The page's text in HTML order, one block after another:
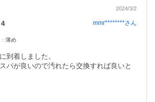
2024/3/2
4 mmr********さん
： 薄め
到着しました。
パが良いので汚れたら交換すれば良いと